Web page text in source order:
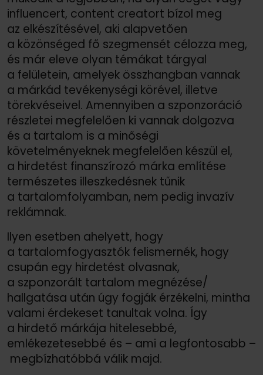
influencert, content creatort bízol meg
az elkészítésével, aki alapvetően
a közönséged fő szegmensét célozza meg,
és már eleve olyan témákat tárgyal
a felületein, amelyek összhangban vannak
a márkád tevékenységi körével, illetve
törekvéseivel. Amennyiben a szponzoráció
részletei megfelelően ki vannak dolgozva
és a tartalom is a minőségi
követelményeknek megfelelően készül el,
a hirdetést finanszírozó márka említése
természetes illeszkedésnek tűnik
a tartalomfolyamban, nem pedig invazív
reklámnak.
Ilyen esetben ahelyett, hogy
a tartalomfogyasztók felismernék, hogy
csupán egy hirdetést olvasnak,
a szponzorált tartalom megnézése/
hallgatása után úgy fogják érzékelni, mintha
valami érdekeset tanultak volna. Így
a hirdető márkája hitelesebbé,
emlékezetesebbé és – ami a legfontosabb –
megbízhatóbbá válik majd.